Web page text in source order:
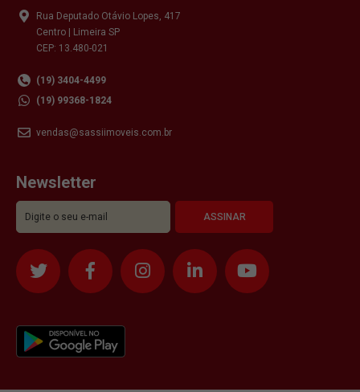
Rua Deputado Otávio Lopes, 417
Centro | Limeira SP
CEP: 13.480-021
(19) 3404-4499
(19) 99368-1824
vendas@sassiimoveis.com.br
Newsletter